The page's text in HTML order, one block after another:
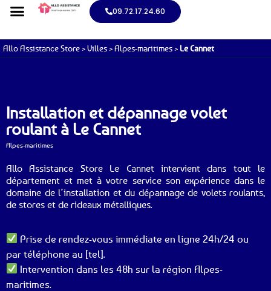
09.72.17.24.60
Allo Assistance Store >Villes >Alpes-maritimes > Le Cannet
Installation et dépannage volet
roulant à Le Cannet
Alpes-maritimes
Allo Assistance Store Le Cannet intervient dans tout le
département et met à votre service son expérience dans le
domaine de l’installation et du dépannage de volets roulants,
de stores et de rideaux métalliques.
Prise de rendez-vous immédiate en ligne 24h/24 ou
par téléphone au [tel].
Intervention dans les 48h sur la région Alpes-
maritimes.